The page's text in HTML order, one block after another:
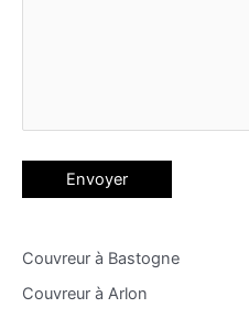
Couvreur à Bastogne
Couvreur à Arlon